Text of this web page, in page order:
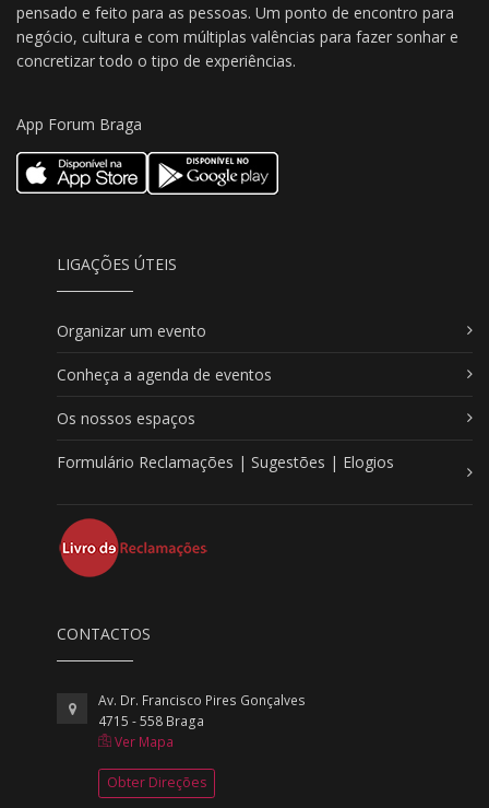
pensado e feito para as pessoas. Um ponto de encontro para
negócio, cultura e com múltiplas valências para fazer sonhar e
concretizar todo o tipo de experiências.
App Forum Braga
LIGAÇÕES ÚTEIS
Organizar um evento
Conheça a agenda de eventos
Os nossos espaços
Formulário Reclamações | Sugestões | Elogios
CONTACTOS
Av. Dr. Francisco Pires Gonçalves
4715 - 558 Braga
Ver Mapa
Obter Direções